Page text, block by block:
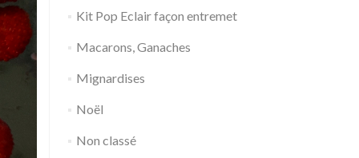
Kit Pop Eclair façon entremet
Macarons, Ganaches
Mignardises
Noël
Non classé